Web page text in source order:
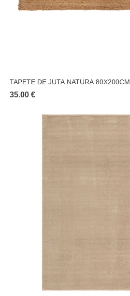
TAPETE DE JUTA NATURA 80X200CM
35.00 €